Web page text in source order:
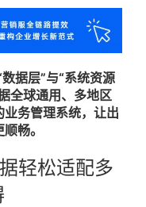
据层”与“系统资源
全球通用、多地区
务管理系统，让出
畅。
轻松适配多